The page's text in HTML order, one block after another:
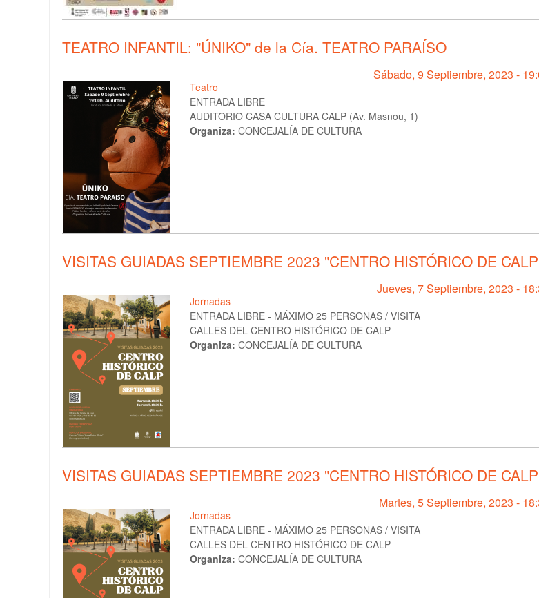
TEATRO INFANTIL: "ÚNIKO" de la Cía. TEATRO PARAÍSO
Sábado, 9 Septiembre, 2023 -
Teatro
ENTRADA LIBRE
AUDITORIO CASA CULTURA CALP (Av. Masnou, 1)
Organiza: CONCEJALÍA DE CULTURA
VISITAS GUIADAS SEPTIEMBRE 2023 "CENTRO HISTÓRICO DE
Jueves, 7 Septiembre, 2023 -
Jornadas
ENTRADA LIBRE - MÁXIMO 25 PERSONAS / VISITA
CALLES DEL CENTRO HISTÓRICO DE CALP
Organiza: CONCEJALÍA DE CULTURA
VISITAS GUIADAS SEPTIEMBRE 2023 "CENTRO HISTÓRICO DE
Martes, 5 Septiembre, 2023 -
Jornadas
ENTRADA LIBRE - MÁXIMO 25 PERSONAS / VISITA
CALLES DEL CENTRO HISTÓRICO DE CALP
Organiza: CONCEJALÍA DE CULTURA